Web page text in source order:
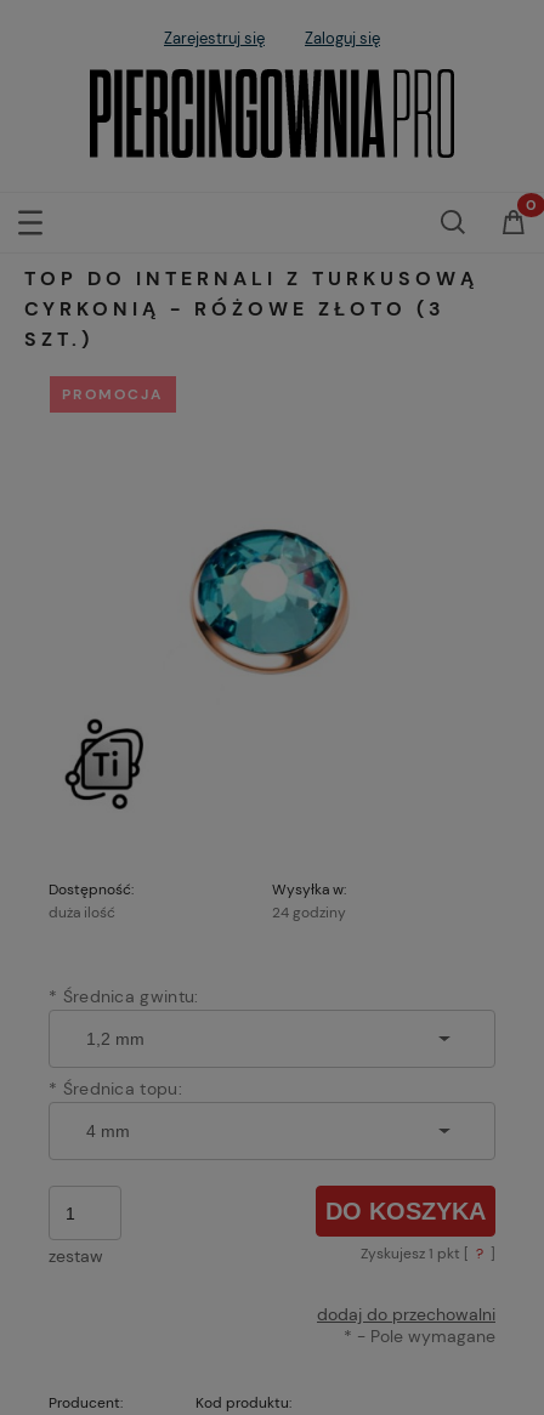
Zarejestruj się Zaloguj się
TOP DO INTERNALI Z TURKUSOWĄ
CYRKONIĄ - RÓŻOWE ZŁOTO (3
SZT.)
PROMOCJA
Dostępność:
duża ilość
Wysyłka w:
24 godziny
* Średnica gwintu:
* Średnica topu:
zestaw
DO KOSZYKA
Zyskujesz 1 pkt [ ? ]
dodaj do przechowalni
* - Pole wymagane
Producent: Kod produktu: